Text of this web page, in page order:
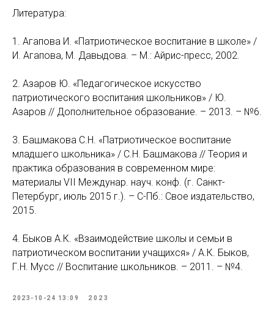
Литература:
1. Агапова И. «Патриотическое воспитание в школе» /
И. Агапова, М. Давыдова. – М.: Айрис-пресс, 2002.
2. Азаров Ю. «Педагогическое искусство
патриотического воспитания школьников» / Ю.
Азаров // Дополнительное образование. – 2013. – №6.
3. Башмакова С.Н. «Патриотическое воспитание
младшего школьника» / С.Н. Башмакова // Теория и
практика образования в современном мире:
материалы VII Междунар. науч. конф. (г. Санкт-
Петербург, июль 2015 г.). – С-Пб.: Свое издательство,
2015.
4. Быков А.К. «Взаимодействие школы и семьи в
патриотическом воспитании учащихся» / А.К. Быков,
Г.Н. Мусс // Воспитание школьников. – 2011. – №4.
2023-10-24 13:09 2023